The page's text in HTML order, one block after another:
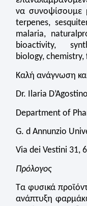
να συνοψίσουμε
terpenes,
malaria,
bioactivity,
biology,
Καλή ανάγνωση
Dr. Ilaria
Department of
G. d Annunzio
Via dei Vestini 31,
Πρόλογος
Τα φυσικά
ανάπτυξη